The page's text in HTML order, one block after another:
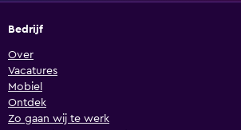
Bedrijf
Over
Vacatures
Mobiel
Ontdek
Zo gaan wij te werk